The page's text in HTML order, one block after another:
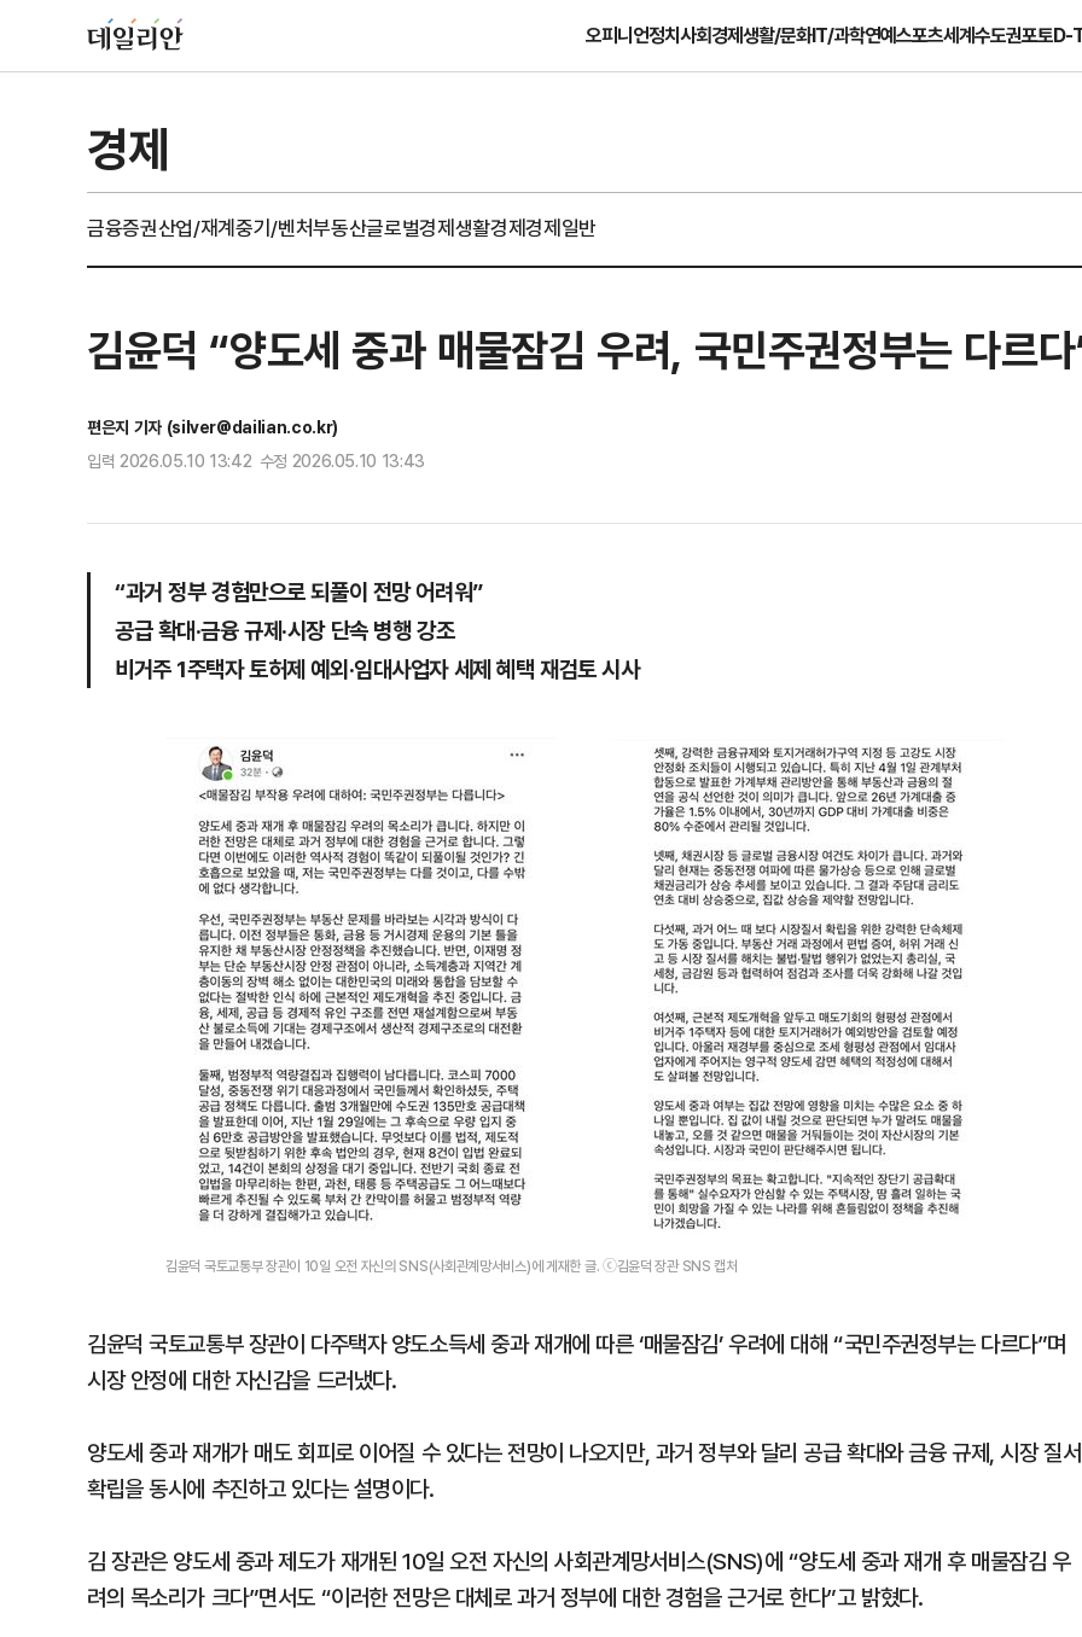
오피니언정치사회경제생활/문화IT/과학연예스포츠세계수도권포토D-
경제
금융증권산업/재계중기/벤처부동산글로벌경제생활경제경제일반
김윤덕 “양도세 중과 매물잠김 우려, 국민주권정부는 다르
편은지 기자 (silver@dailian.co.kr)
입력 2026.05.10 13:42 수정 2026.05.10 13:43
“과거 정부 경험만으로 되풀이 전망 어려워”
공급 확대·금융 규제·시장 단속 병행 강조
비거주 1주택자 토허제 예외·임대사업자 세제 혜택 재검토 시사
김윤덕 국토교통부 장관이 10일 오전 자신의 SNS(사회관계망서비스)에 게재한 글. ⓒ김윤덕 장관 SNS 캡처
김윤덕 국토교통부 장관이 다주택자 양도소득세 중과 재개에 따른 ‘매물잠김’ 우려에 대해 “국민주권정부는 다르다”며
시장 안정에 대한 자신감을 드러냈다.
양도세 중과 재개가 매도 회피로 이어질 수 있다는 전망이 나오지만, 과거 정부와 달리 공급 확대와 금융 규제, 시장 질서
확립을 동시에 추진하고 있다는 설명이다.
김 장관은 양도세 중과 제도가 재개된 10일 오전 자신의 사회관계망서비스(SNS)에 “양도세 중과 재개 후 매물잠김 우
려의 목소리가 크다”면서도 “이러한 전망은 대체로 과거 정부에 대한 경험을 근거로 한다”고 밝혔다.